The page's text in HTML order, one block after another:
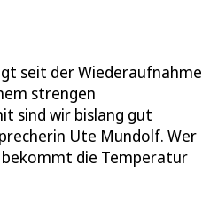
seit der Wiederaufnahme
strengen
sind wir bislang gut
Ute Mundolf. Wer
die Temperatur